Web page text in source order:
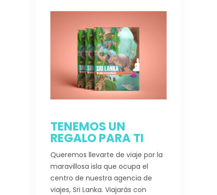
TENEMOS UN
REGALO PARA TI
Queremos llevarte de viaje por la
maravillosa isla que ocupa el
centro de nuestra agencia de
viajes, Sri Lanka. Viajarás con